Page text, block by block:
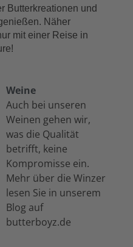
Butterkreationen und
Näher
mit einer Reise in
Weine
Auch bei unseren
Weinen gehen wir,
was die Qualität
betrifft, keine
Kompromisse ein.
Mehr über die Winzer
lesen Sie in unserem
Blog auf
butterboyz.de